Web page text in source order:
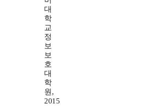
대
학
교
정
보
보
호
대
학
원,
2015